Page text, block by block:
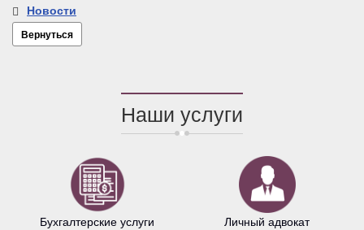
Новости
Вернуться
Наши услуги
Бухгалтерские услуги Личный адвокат